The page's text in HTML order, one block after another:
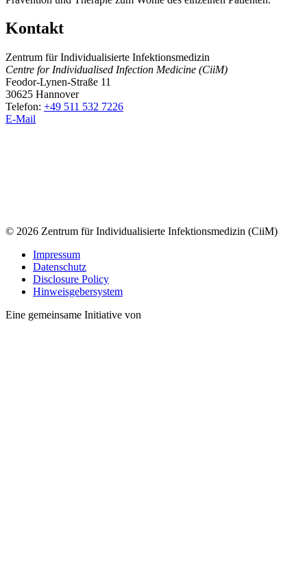
Kontakt
Zentrum für Individualisierte Infektionsmedizin
Centre for Individualised Infection Medicine (CiiM)
Feodor-Lynen-Straße 11
30625 Hannover
Telefon: +49 511 532 7226
E-Mail
© 2026 Zentrum für Individualisierte Infektionsmedizin (CiiM)
Impressum
Datenschutz
Disclosure Policy
Hinweisgebersystem
Eine gemeinsame Initiative von